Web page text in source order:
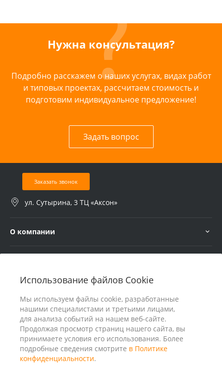
Использование файлов Cookie
Мы используем файлы cookie, разработанные
нашими специалистами и третьими лицами,
для анализа событий на нашем веб-сайте.
Продолжая просмотр страниц нашего сайта, вы
принимаете условия его использования. Более
подробные сведения смотрите в Политике
конфиденциальности.
Нужна консультация?
Подробно расскажем о наших услугах, видах работ
и типовых проектах, рассчитаем стоимость и
подготовим индивидуальное предложение!
Задать вопрос
Заказать звонок
ул. Сутырина, 3 ТЦ «Аксон»
О компании